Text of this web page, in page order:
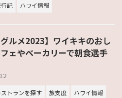
記 ハワイ情報
グルメ2023】ワイキキのおし
ェやベーカリーで朝食選手
ストランを探す 旅支度 ハワイ情報